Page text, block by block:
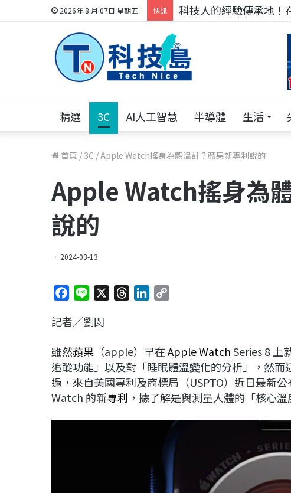
2026年 8 月 07日 星期五 快訊 科技人的經驗傳承地！
精選 3C AI人工智慧 半導體 生活
首頁 / 3C /Apple Watch搖身為體溫計？蘋果新專利說的
Apple Watch搖身為
說的
2024-03-13
c
b
o
o
k
n
a
d
s
e
d
I
n
L
i
n
k
記者／劉閔
雖然蘋果 （apple）早在Apple WatchSeries 8 上
追蹤功能」以及對「睡眠體溫變化的分析」，然
過，來自美國專利及商標局（USPTO）近日最新
Watch 的新專利 ，據了解是與測量人體的「核心溫